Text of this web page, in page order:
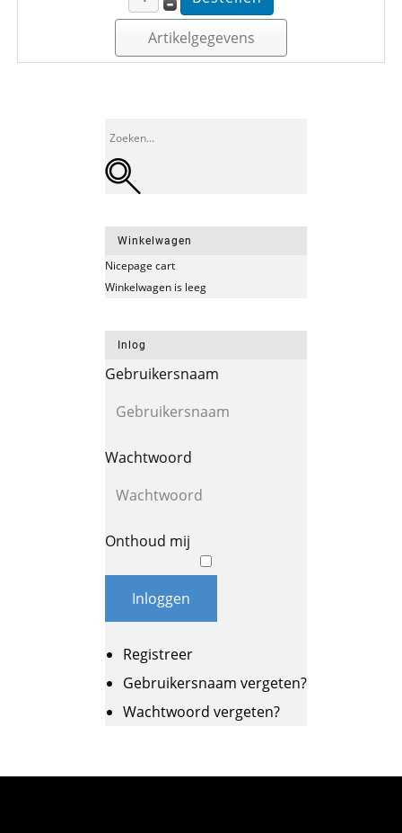
Artikelgegevens
Winkelwagen
Nicepage cart
Winkelwagen is leeg
Inlog
Gebruikersnaam
Wachtwoord
Onthoud mij
Inloggen
Registreer
Gebruikersnaam vergeten?
Wachtwoord vergeten?